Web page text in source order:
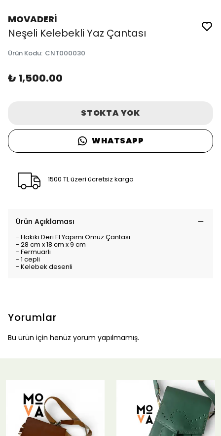
MOVADERİ
Neşeli Kelebekli Yaz Çantası
Ürün Kodu: CNT000030
₺ 1,500.00
STOKTA YOK
WHATSAPP
1500 TL üzeri ücretsiz kargo
Ürün Açıklaması
- Hakiki Deri El Yapımı Omuz Çantası
- 28 cm x 18 cm x 9 cm
- Fermuarlı
- 1 cepli
- Kelebek desenli
Yorumlar
Bu ürün için henüz yorum yapılmamış.